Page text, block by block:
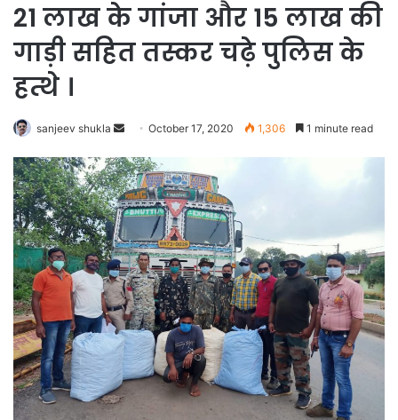
21 लाख के गांजा और 15 लाख की
गाड़ी सहित तस्कर चढ़े पुलिस के
हत्थे ।
sanjeev shukla
Send
email
October 17, 2020 1,306 1 minute read